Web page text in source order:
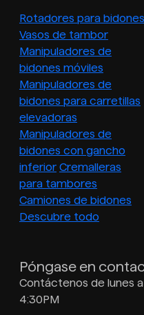
Rotadores para bidones
Vasos de tambor
Manipuladores de
bidones móviles
Manipuladores de
bidones para carretillas
elevadoras
Manipuladores de
bidones con gancho
inferior Cremalleras
para tambores
Camiones de bidones
Descubre todo
Póngase en
Contáctenos de lunes
4:30PM